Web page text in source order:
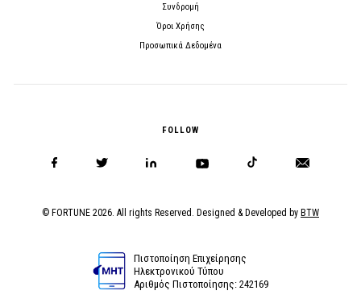
Συνδρομή
Όροι Χρήσης
Προσωπικά Δεδομένα
FOLLOW
© FORTUNE 2026. All rights Reserved. Designed & Developed by BTW
Πιστοποίηση Επιχείρησης
Ηλεκτρονικού Τύπου
Αριθμός Πιστοποίησης: 242169